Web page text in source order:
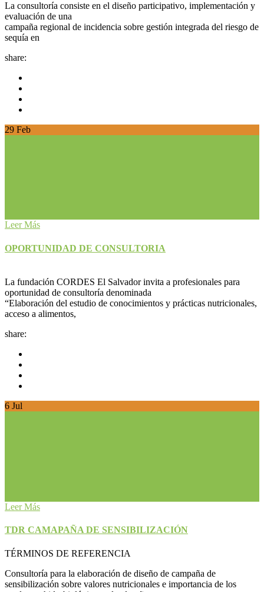
La consultoría consiste en el diseño participativo, implementación y
evaluación de una
campaña regional de incidencia sobre gestión integrada del riesgo de
sequía en
share:
29 Feb
Leer Más
OPORTUNIDAD DE CONSULTORIA
La fundación CORDES El Salvador invita a profesionales para
oportunidad de consultoría denominada
“Elaboración del estudio de conocimientos y prácticas nutricionales,
acceso a alimentos,
share:
6 Jul
Leer Más
TDR CAMAPAÑA DE SENSIBILIZACIÓN
TÉRMINOS DE REFERENCIA
Consultoría para la elaboración de diseño de campaña de
sensibilización sobre valores nutricionales e importancia de los